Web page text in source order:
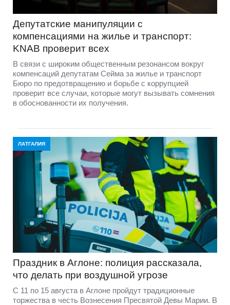
Депутатские манипуляции с
компенсациями на жилье и транспорт:
KNAB проверит всех
В связи с широким общественным резонансом вокруг
компенсаций депутатам Сейма за жилье и транспорт
Бюро по предотвращению и борьбе с коррупцией
проверит все случаи, которые могут вызывать сомнения
в обоснованности их получения.
ЛАТГАЛИЯ
Праздник в Аглоне: полиция рассказала,
что делать при воздушной угрозе
С 11 по 15 августа в Аглоне пройдут традиционные
торжества в честь Вознесения Пресвятой Девы Марии. В